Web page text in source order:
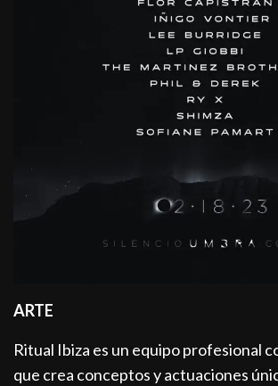
ARTE
Ritual Ibiza es un equipo profesional
que crea conceptos y actuaciones